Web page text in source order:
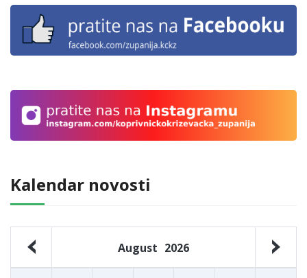
Kalendar novosti
August 2026